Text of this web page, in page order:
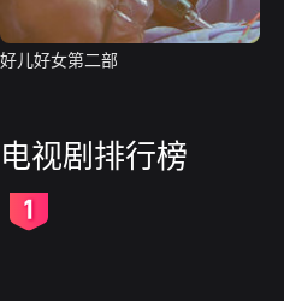
好儿好女第二部
电视剧排行榜